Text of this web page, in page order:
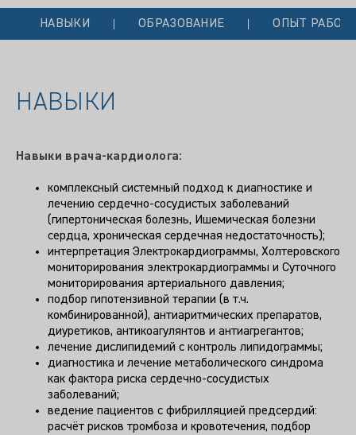
НАВЫКИ ОБРАЗОВАНИЕ ОПЫТ
НАВЫКИ
Навыки врача-кардиолога:
комплексный системный подход к диагностике и
лечению сердечно-сосудистых заболеваний
(гипертоническая болезнь, Ишемическая болезни
сердца, хроническая сердечная недостаточность);
интерпретация Электрокардиограммы, Холтеровского
мониторирования электрокардиограммы и Суточного
мониторирования артериального давления;
подбор гипотензивной терапии (в т.ч.
комбинированной), антиаритмических препаратов,
диуретиков, антикоагулянтов и антиагрегантов;
лечение дислипидемий с контроль липидограммы;
диагностика и лечение метаболического синдрома
как фактора риска сердечно-сосудистых
заболеваний;
ведение пациентов с фибрилляцией предсердий:
расчёт рисков тромбоза и кровотечения, подбор